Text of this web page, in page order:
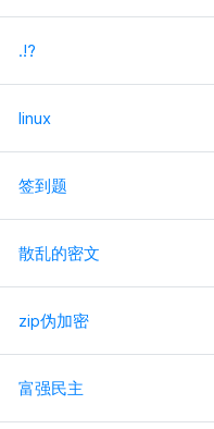
.!?
linux
签到题
散乱的密文
zip伪加密
富强民主